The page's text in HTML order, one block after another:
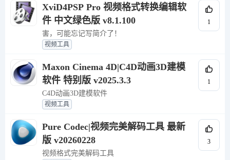
XviD4PSP Pro 视频格式转换编辑软
件 中文绿色版 v8.1.100
害，可能忘记写简介了！
视频工具
1
Maxon Cinema 4D|C4D动画3D建模
软件 特别版 v2025.3.3
C4D动画3D建模软件
视频工具
1
Pure Codec|视频完美解码工具 最新
版 v20260228
视频格式完美解码工具
3